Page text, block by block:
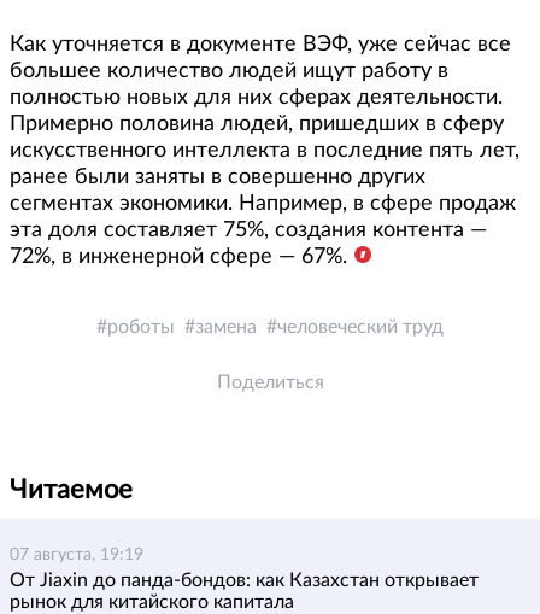
Как уточняется в документе ВЭФ, уже сейчас все
большее количество людей ищут работу в
полностью новых для них сферах деятельности.
Примерно половина людей, пришедших в сферу
искусственного интеллекта в последние пять лет,
ранее были заняты в совершенно других
сегментах экономики. Например, в сфере продаж
эта доля составляет 75%, создания контента —
72%, в инженерной сфере — 67%.
роботы замена человеческий труд
Поделиться
Читаемое
07 августа, 19:19
От Jiaxin до панда-бондов: как Казахстан открывает
рынок для китайского капитала